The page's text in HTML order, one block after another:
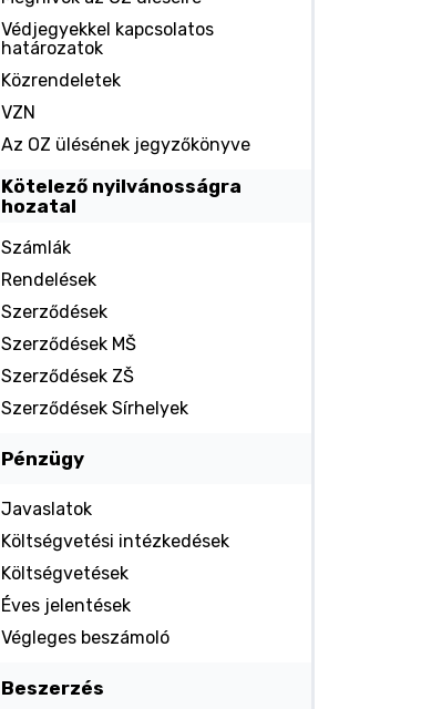
Védjegyekkel kapcsolatos
határozatok
Közrendeletek
VZN
Az OZ ülésének jegyzőkönyve
Kötelező nyilvánosságra
hozatal
Számlák
Rendelések
Szerződések
Szerződések MŠ
Szerződések ZŠ
Szerződések Sírhelyek
Pénzügy
Javaslatok
Költségvetési intézkedések
Költségvetések
Éves jelentések
Végleges beszámoló
Beszerzés